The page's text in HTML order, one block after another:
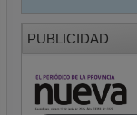
PUBLICIDAD